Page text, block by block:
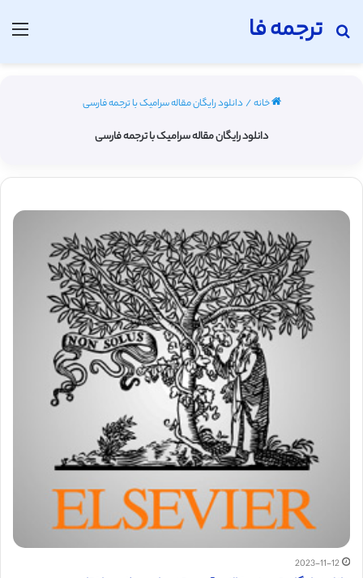
ترجمه فا
جستجو برای
خانه/ دانلود رایگان مقاله سرامیک با ترجمه فارسی
دانلود رایگان مقاله سرامیک با ترجمه فارسی
2023-11-12